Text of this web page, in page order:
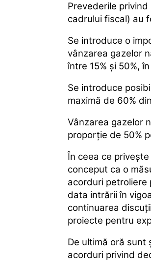
Prevederile
cadrului fiscal) au
Se introduce o
vânzarea gazelor
între 15% și 50%,
Se introduce
maximă de 60%
Vânzarea gazelor
proporţie de 50%
În ceea ce
conceput ca o
acorduri petroliere
data intrării în
continuarea
proiecte pentru
De ultimă oră
acorduri privind